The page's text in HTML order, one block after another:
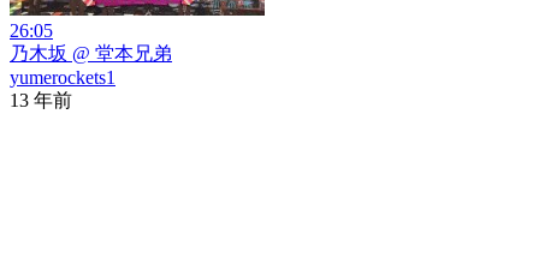
26:05
乃木坂 @ 堂本兄弟
yumerockets1
13 年前